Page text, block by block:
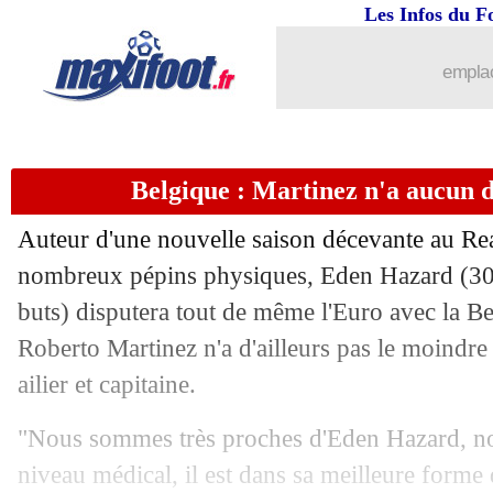
Les Infos du
Belgique : Martinez n'a aucun
Auteur d'une nouvelle saison décevante au
nombreux pépins physiques, Eden Hazard
buts) disputera tout de même l'Euro avec la
Roberto Martinez n'a d'ailleurs pas le
ailier et capitaine.
"Nous sommes très proches d'Eden Hazard,
niveau médical, il est dans sa meilleure
: champion, Guardiola se
18/05 Barça: trois cadres en danger ?
Palace: Roy Hodgson va partir
18/05 PSG: une nouvelle piste dans le
18/05 Barça: porte ouverte pour Griezmann
18/05 Nice: Dolberg vers le divorce ?
18/05 Arsenal : David Luiz, c'est fini